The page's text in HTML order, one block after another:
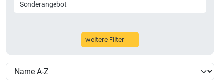
Sonderangebot
weitere Filter